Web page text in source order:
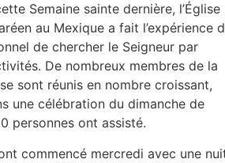
Semaine sainte dernière, l’Église
au Mexique a fait l’expérience
de chercher le Seigneur par
De nombreux membres de la
sont réunis en nombre croissant,
une célébration du dimanche de
personnes ont assisté.
commencé mercredi avec une